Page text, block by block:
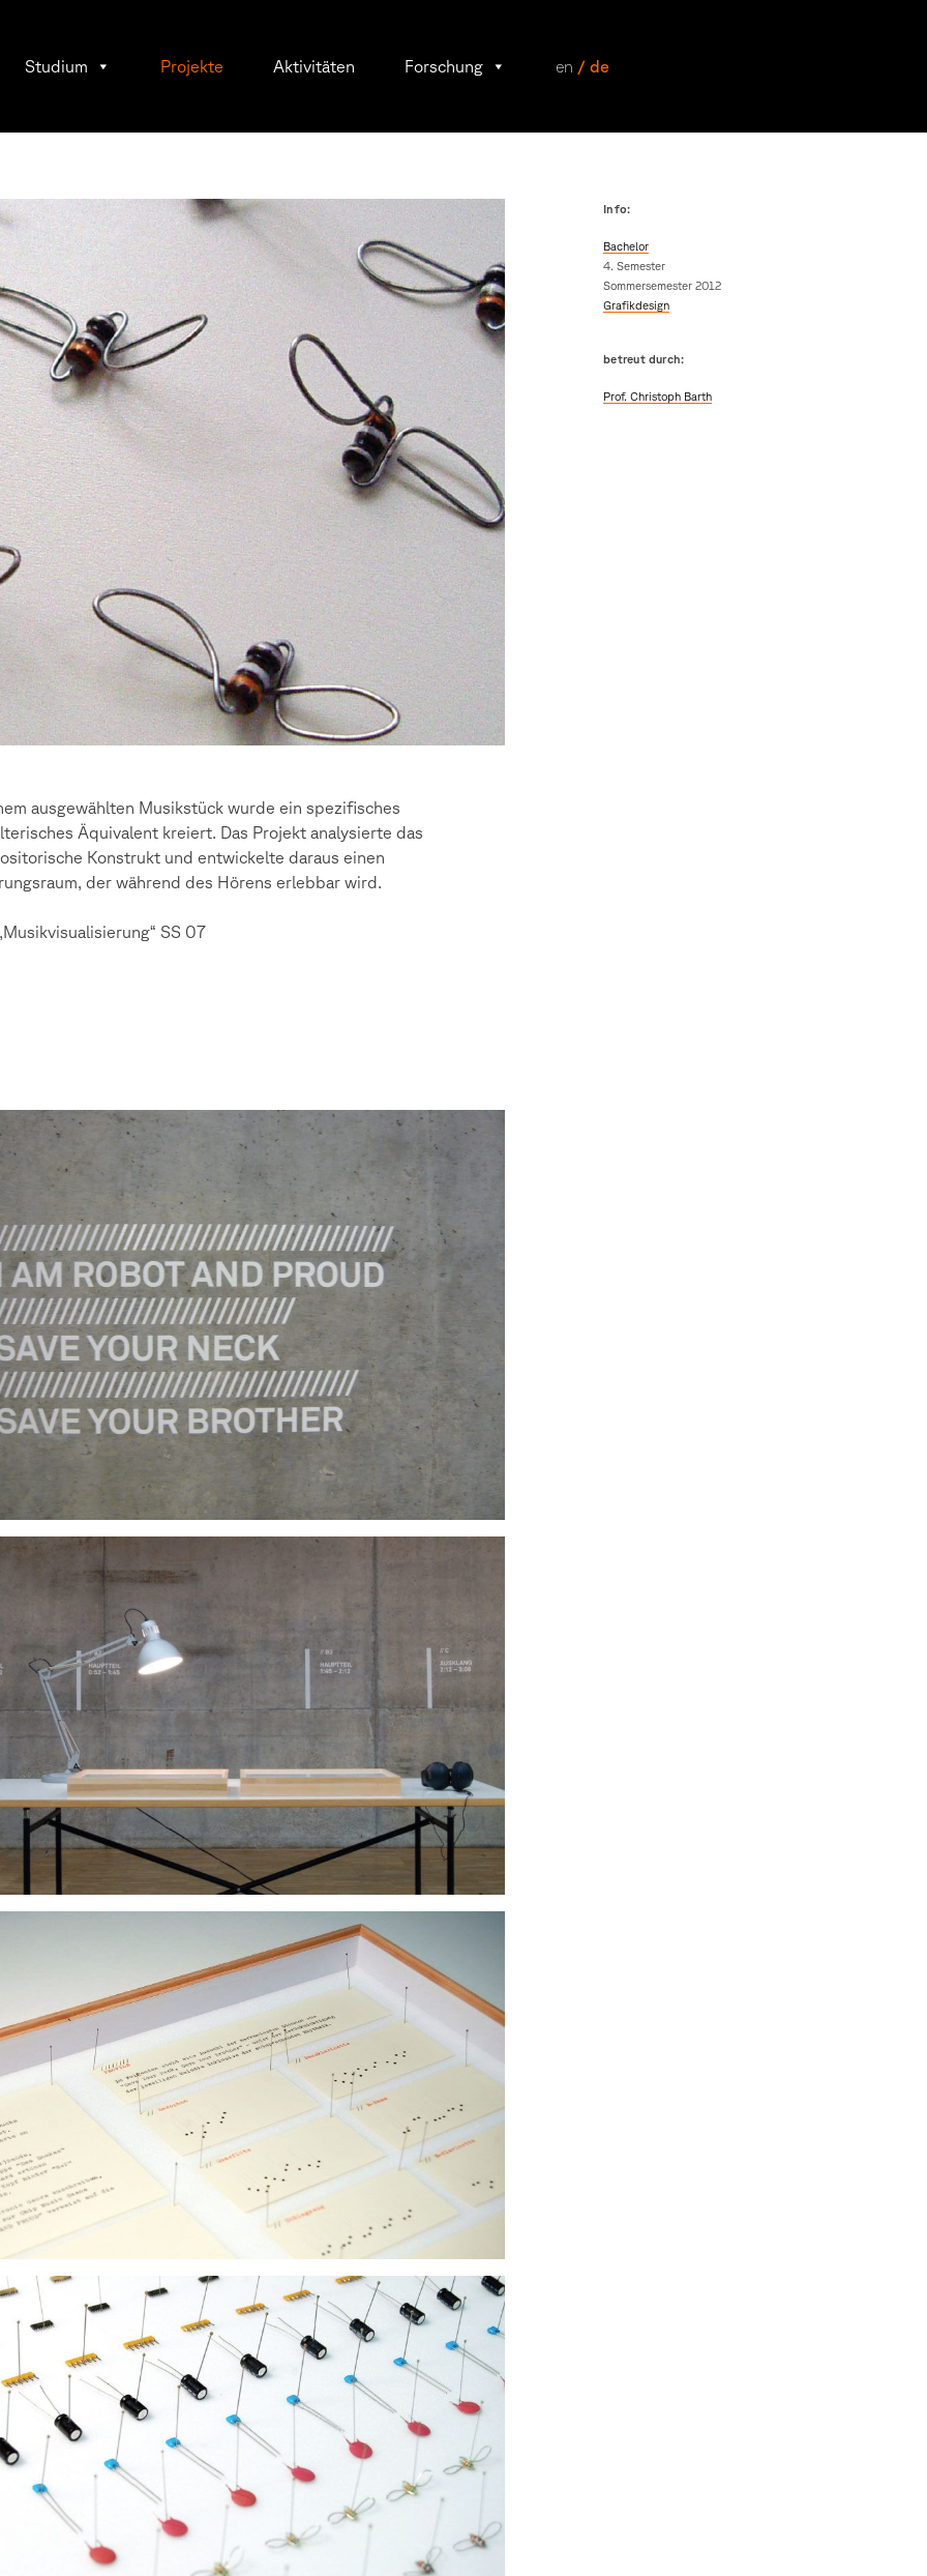
Studium Projekte Aktivitäten Forschung en / de
ausgewählten Musikstück wurde ein spezifisches
Äquivalent kreiert. Das Projekt analysierte das
Konstrukt und entwickelte daraus einen
der während des Hörens erlebbar wird.
SS 07
Info:
Bachelor
4. Semester
Sommersemester 2012
Grafikdesign
betreut durch:
Prof. Christoph Barth